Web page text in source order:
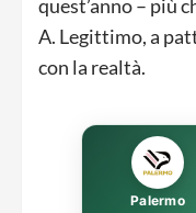
quest’anno – più
A. Legittimo, a
con la realtà.
Palermo